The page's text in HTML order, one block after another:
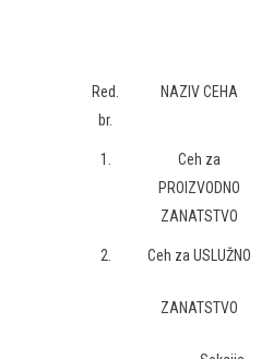
Red.
br.
NAZIV CEHA
1.
Ceh za
PROIZVODNO
ZANATSTVO
2. Ceh za USLUŽNO
ZANATSTVO